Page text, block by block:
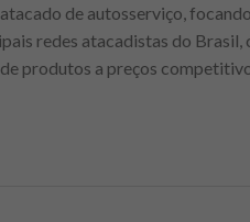
de autosserviço,
redes atacadistas do Brasil,
produtos a preços